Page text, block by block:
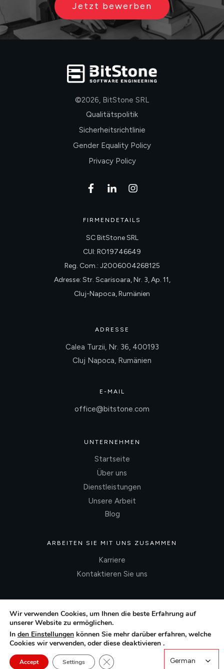
Jetzt bewerben
©2026, BitStone SRL
Qualitätspolitik
Sicherheitsrichtlinie
Gender Equality Policy
Privacy Policy
FIRMENDETAILS
SC BitStone SRL
CUI: RO19746649
Reg. Com.: J2006004268125
Adresse: Str. Scarisoara, Nr. 3, Ap. 11,
Cluj-Napoca, Rumänien
ADRESSE
Calea Turzii, Nr. 36, 400193
Cluj Napoca, Rumänien
E-MAIL
office@bitstone.com
UNTERNEHMEN
Startseite
Über uns
Dienstleistungen
Unsere Arbeit
Blog
ARBEITEN SIE MIT UNS ZUSAMMEN
Karriere
Kontaktieren Sie uns
Wir verwenden Cookies, um Ihnen die beste Erfahrung auf
unserer Website zu ermöglichen.
In den Einstellungen können Sie mehr darüber erfahren, welche
Cookies wir verwenden, oder diese deaktivieren .
Accept Settings Close GDPR Cookie Banner
German
German